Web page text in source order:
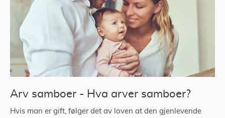
Arv samboer - Hva arver samboer?
Hvis man er gift, følger det av loven at den gjenlevende